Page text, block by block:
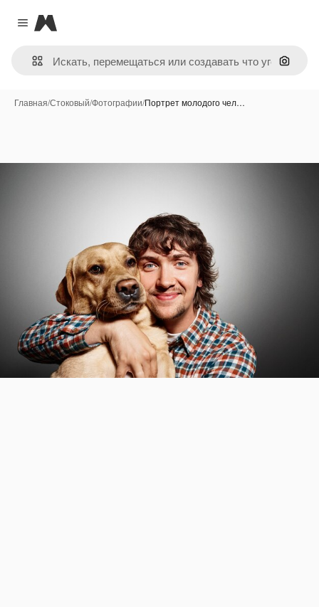
Close menu
Magnific
Поиск
Главная/Стоковый/Фотографии/Портрет молодого чел…